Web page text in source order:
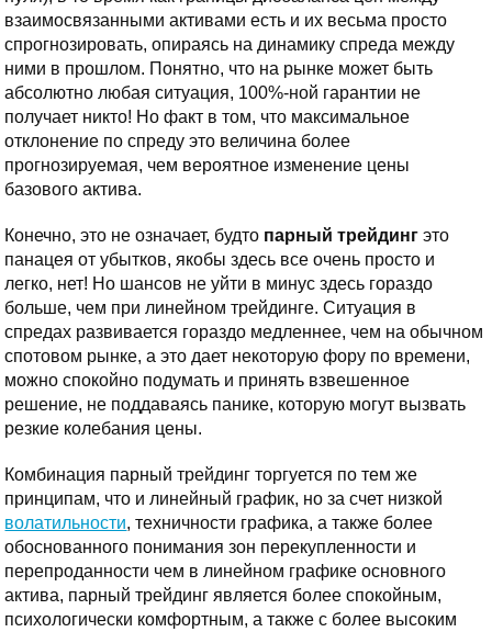
взаимосвязанными активами есть и их весьма просто
спрогнозировать, опираясь на динамику спреда между
ними в прошлом. Понятно, что на рынке может быть
абсолютно любая ситуация, 100%-ной гарантии не
получает никто! Но факт в том, что максимальное
отклонение по спреду это величина более
прогнозируемая, чем вероятное изменение цены
базового актива.
Конечно, это не означает, будто парный трейдинг это
панацея от убытков, якобы здесь все очень просто и
легко, нет! Но шансов не уйти в минус здесь гораздо
больше, чем при линейном трейдинге. Ситуация в
спредах развивается гораздо медленнее, чем на обычном
спотовом рынке, а это дает некоторую фору по времени,
можно спокойно подумать и принять взвешенное
решение, не поддаваясь панике, которую могут вызвать
резкие колебания цены.
Комбинация парный трейдинг торгуется по тем же
принципам, что и линейный график, но за счет низкой
волатильности, техничности графика, а также более
обоснованного понимания зон перекупленности и
перепроданности чем в линейном графике основного
актива, парный трейдинг является более спокойным,
психологически комфортным, а также с более высоким